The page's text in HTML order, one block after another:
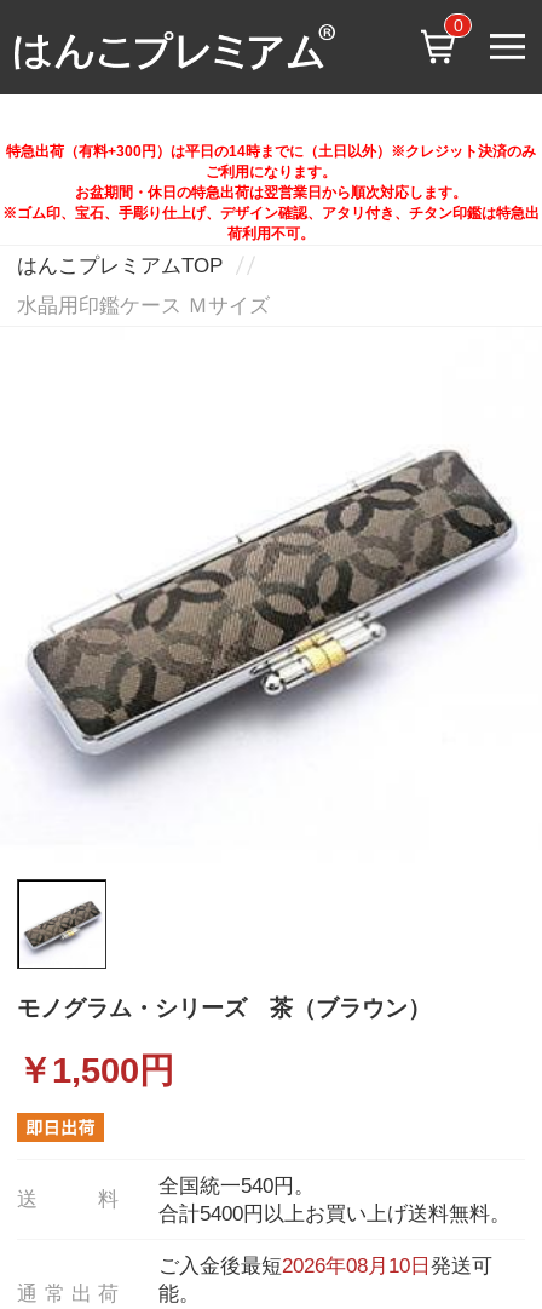
0
特急出荷（有料+300円）は平日の14時までに（土日以外）※クレジット決済のみ
ご利用になります。
お盆期間・休日の特急出荷は翌営業日から順次対応します。
※ゴム印、宝石、手彫り仕上げ、デザイン確認、アタリ付き、チタン印鑑は特急出
荷利用不可。
はんこプレミアムTOP
水晶用印鑑ケース Ｍサイズ
モノグラム・シリーズ 茶（ブラウン）
￥1,500 円
送 料
全国統一540円。
合計5400円以上お買い上げ送料無料。
通 常 出 荷
ご入金後最短2026年08月10日発送可
能。